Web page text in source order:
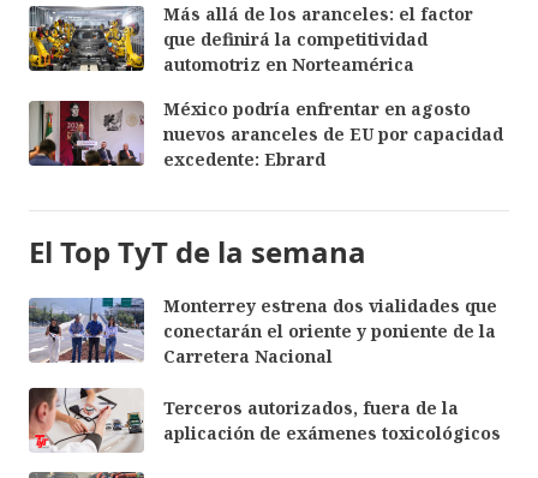
Más allá de los aranceles: el factor
que definirá la competitividad
automotriz en Norteamérica
México podría enfrentar en agosto
nuevos aranceles de EU por capacidad
excedente: Ebrard
El Top TyT de la semana
Monterrey estrena dos vialidades que
conectarán el oriente y poniente de la
Carretera Nacional
Terceros autorizados, fuera de la
aplicación de exámenes toxicológicos